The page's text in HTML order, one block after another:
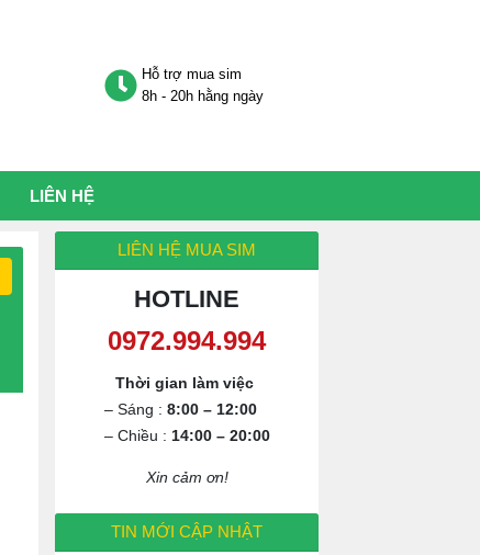
Hỗ trợ mua sim
8h - 20h hằng ngày
LIÊN HỆ
LIÊN HỆ MUA SIM
HOTLINE
0972.994.994
Thời gian làm việc
– Sáng : 8:00 – 12:00
– Chiều : 14:00 – 20:00
Xin cảm ơn!
TIN MỚI CẬP NHẬT